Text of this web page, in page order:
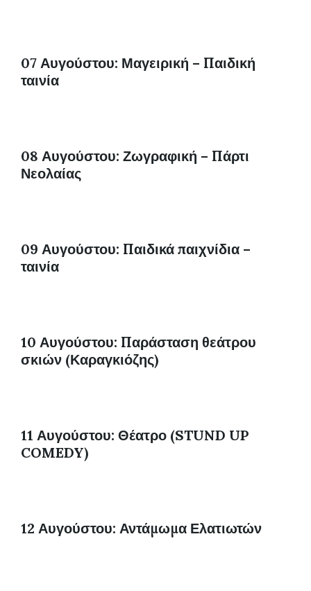
07 Αυγούστου: Μαγειρική – Παιδική
ταινία
08 Αυγούστου: Ζωγραφική – Πάρτι
Νεολαίας
09 Αυγούστου: Παιδικά παιχνίδια –
ταινία
10 Αυγούστου: Παράσταση θεάτρου
σκιών (Καραγκιόζης)
11 Αυγούστου: Θέατρο (STUND UP
COMEDY)
12 Αυγούστου: Αντάμωμα Ελατιωτών